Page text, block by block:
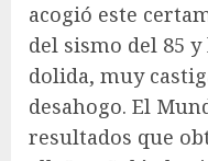
acogió este
del sismo del 85
dolida, muy
desahogo. El
resultados que